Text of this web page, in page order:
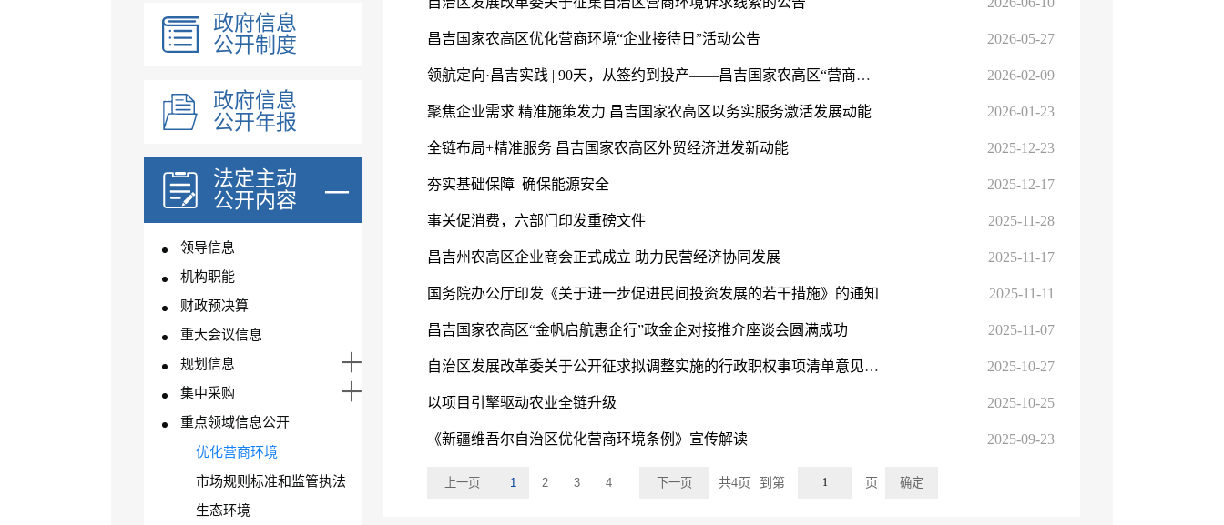
政府信息
公开制度
政府信息
公开年报
法定主动
公开内容
领导信息
机构职能
财政预决算
重大会议信息
规划信息
集中采购
重点领域信息公开
优化营商环境
市场规则标准和监管执法
生态环境
昌吉国家农高区优化营商环境“企业接待日”活动公告 2026-05-27
领航定向·昌吉实践 | 90天，从签约到投产——昌吉国家农高区“营商加速度”一线观察 2026-02-09
聚焦企业需求 精准施策发力 昌吉国家农高区以务实服务激活发展动能 2026-01-23
全链布局+精准服务 昌吉国家农高区外贸经济迸发新动能 2025-12-23
夯实基础保障 确保能源安全 2025-12-17
事关促消费，六部门印发重磅文件 2025-11-28
昌吉州农高区企业商会正式成立 助力民营经济协同发展 2025-11-17
国务院办公厅印发《关于进一步促进民间投资发展的若干措施》的通知 2025-11-11
昌吉国家农高区“金帆启航惠企行”政金企对接推介座谈会圆满成功 2025-11-07
自治区发展改革委关于公开征求拟调整实施的行政职权事项清单意见的公告 2025-10-27
以项目引擎驱动农业全链升级 2025-10-25
《新疆维吾尔自治区优化营商环境条例》宣传解读 2025-09-23
上一页 1 2 3 4 下一页 共4页 到第 页 确定